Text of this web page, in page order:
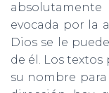
absolutamente
evocada por la
Dios se le
de él. Los
su nombre para